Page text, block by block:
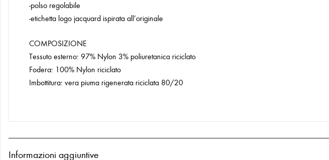
-polso regolabile
-etichetta logo jacquard ispirata all’originale
COMPOSIZIONE
Tessuto esterno: 97% Nylon 3% poliuretanica riciclato
Fodera: 100% Nylon riciclato
Imbottitura: vera piuma rigenerata riciclata 80/20
Informazioni aggiuntive